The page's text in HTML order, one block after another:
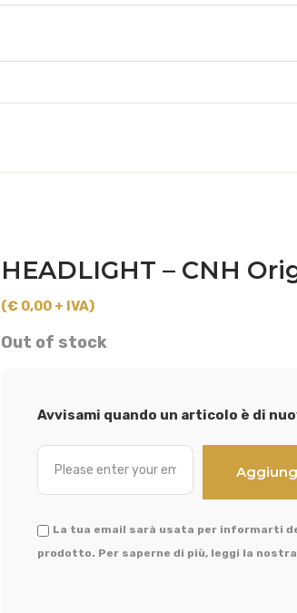
HEADLIGHT – CNH
(€ 0,00 + IVA)
Out of stock
Avvisami quando un articolo è di
La tua email sarà usata per informarti
prodotto. Per saperne di più, leggi la nostra